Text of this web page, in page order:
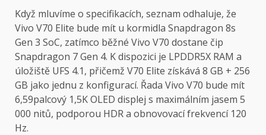
Když mluvíme o specifikacích, seznam odhaluje, že
Vivo V70 Elite bude mít u kormidla Snapdragon 8s
Gen 3 SoC, zatímco běžné Vivo V70 dostane čip
Snapdragon 7 Gen 4. K dispozici je LPDDR5X RAM a
úložiště UFS 4.1, přičemž V70 Elite získává 8 GB + 256
GB jako jednu z konfigurací. Řada Vivo V70 bude mít
6,59palcový 1,5K OLED displej s maximálním jasem 5
000 nitů, podporou HDR a obnovovací frekvencí 120
Hz.